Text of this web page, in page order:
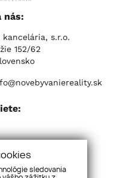
nás:
s.r.o.
152/62
sledovania